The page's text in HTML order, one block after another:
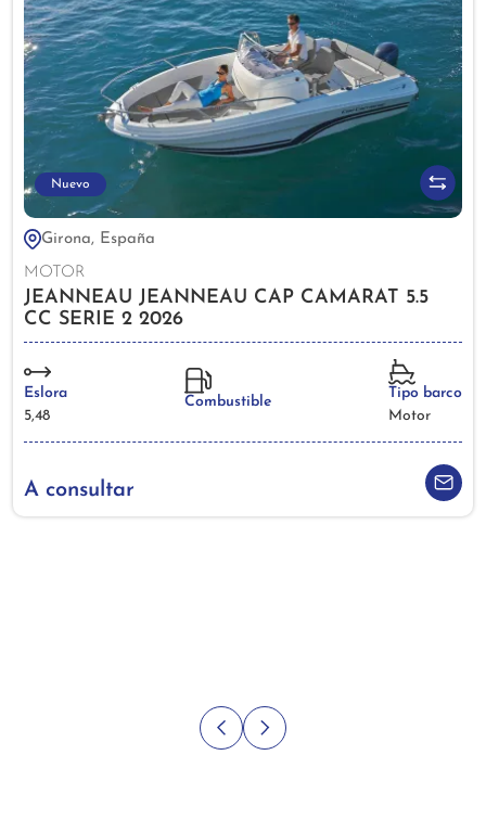
Nuevo
Girona, España
MOTOR
JEANNEAU JEANNEAU CAP CAMARAT 5.5
CC SERIE 2 2026
Eslora
5,48
Combustible
Tipo barco
Motor
A consultar